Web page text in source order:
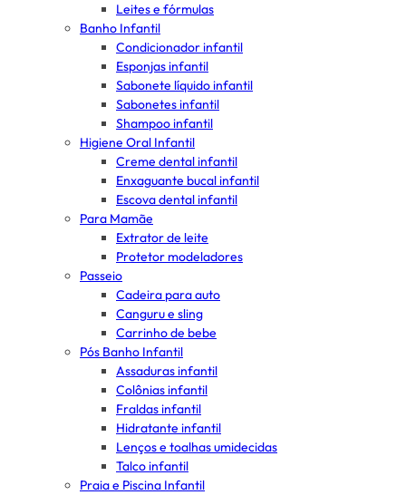
Leites e fórmulas
Banho Infantil
Condicionador infantil
Esponjas infantil
Sabonete líquido infantil
Sabonetes infantil
Shampoo infantil
Higiene Oral Infantil
Creme dental infantil
Enxaguante bucal infantil
Escova dental infantil
Para Mamãe
Extrator de leite
Protetor modeladores
Passeio
Cadeira para auto
Canguru e sling
Carrinho de bebe
Pós Banho Infantil
Assaduras infantil
Colônias infantil
Fraldas infantil
Hidratante infantil
Lenços e toalhas umidecidas
Talco infantil
Praia e Piscina Infantil